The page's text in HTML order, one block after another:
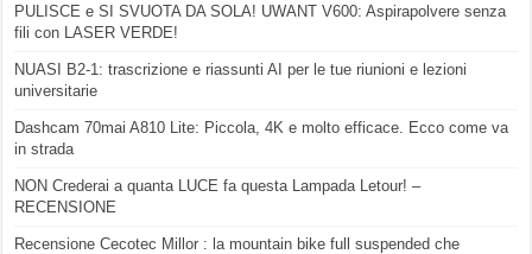
PULISCE e SI SVUOTA DA SOLA! UWANT V600: Aspirapolvere senza
fili con LASER VERDE!
NUASI B2-1: trascrizione e riassunti AI per le tue riunioni e lezioni
universitarie
Dashcam 70mai A810 Lite: Piccola, 4K e molto efficace. Ecco come va
in strada
NON Crederai a quanta LUCE fa questa Lampada Letour! –
RECENSIONE
Recensione Cecotec Millor : la mountain bike full suspended che